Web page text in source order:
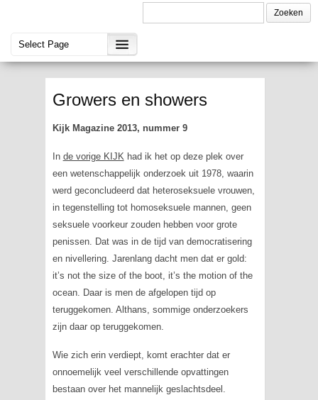
Growers en showers
Kijk Magazine 2013, nummer 9
In de vorige KIJKhad ik het op deze plek over
een wetenschappelijk onderzoek uit 1978, waarin
werd geconcludeerd dat heteroseksuele vrouwen,
in tegenstelling tot homoseksuele mannen, geen
seksuele voorkeur zouden hebben voor grote
penissen. Dat was in de tijd van democratisering
en nivellering. Jarenlang dacht men dat er gold:
it’s not the size of the boot, it’s the motion of the
ocean. Daar is men de afgelopen tijd op
teruggekomen. Althans, sommige onderzoekers
zijn daar op teruggekomen.
Wie zich erin verdiept, komt erachter dat er
onnoemelijk veel verschillende opvattingen
bestaan over het mannelijk geslachtsdeel.